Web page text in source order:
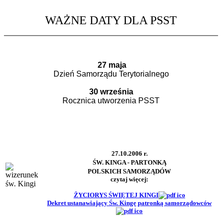
WAŻNE DATY DLA PSST
27 maja
Dzień Samorządu Terytorialnego
30 września
Rocznica utworzenia PSST
27.10.2006 r.
ŚW. KINGA - PARTONKĄ
POLSKICH SAMORZĄDÓW
czytaj więcej:
ŻYCIORYS ŚWIĘTEJ KINGI
Dekret ustanawiający Św. Kingę patronką samorządowców